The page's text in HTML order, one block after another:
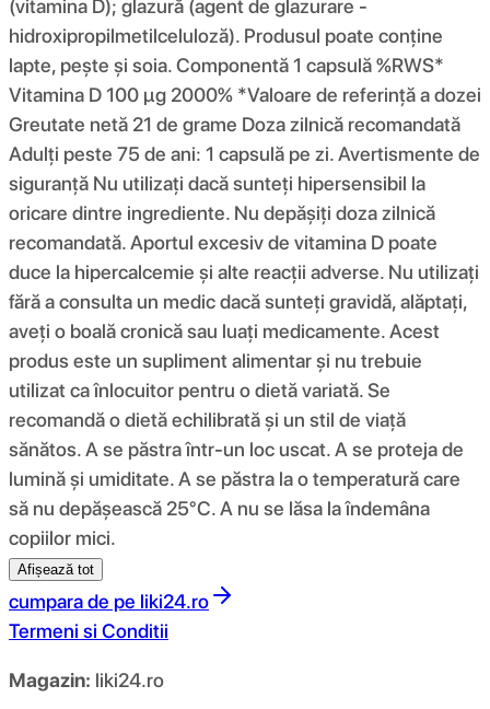
(vitamina D); glazură (agent de glazurare -
hidroxipropilmetilceluloză). Produsul poate conține
lapte, pește și soia. Componentă 1 capsulă %RWS*
Vitamina D 100 μg 2000% *Valoare de referință a dozei
Greutate netă 21 de grame Doza zilnică recomandată
Adulți peste 75 de ani: 1 capsulă pe zi. Avertismente de
siguranță Nu utilizați dacă sunteți hipersensibil la
oricare dintre ingrediente. Nu depășiți doza zilnică
recomandată. Aportul excesiv de vitamina D poate
duce la hipercalcemie și alte reacții adverse. Nu utilizați
fără a consulta un medic dacă sunteți gravidă, alăptați,
aveți o boală cronică sau luați medicamente. Acest
produs este un supliment alimentar și nu trebuie
utilizat ca înlocuitor pentru o dietă variată. Se
recomandă o dietă echilibrată și un stil de viață
sănătos. A se păstra într-un loc uscat. A se proteja de
lumină și umiditate. A se păstra la o temperatură care
să nu depășească 25°C. A nu se lăsa la îndemâna
copiilor mici.
Afișează tot
cumpara de pe liki24.ro
Termeni si Conditii
Magazin: liki24.ro